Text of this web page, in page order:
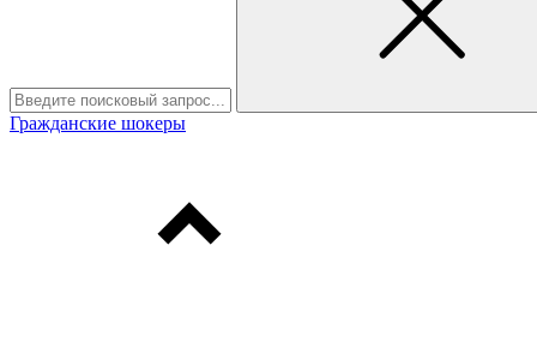
Гражданские шокеры